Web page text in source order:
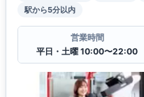
駅から5分以内
営業時間
平日・土曜 10:00〜22:00